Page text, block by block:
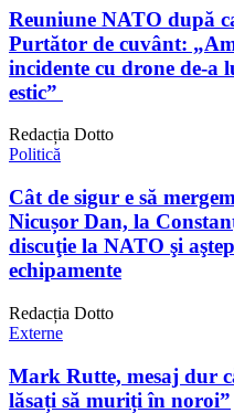
Reuniune NATO după
Purtător de cuvânt:
incidente cu drone de-a
estic”
Redacția Dotto
Politică
Cât de sigur e să
Nicușor Dan, la
discuţie la NATO şi
echipamente
Redacția Dotto
Externe
Mark Rutte, mesaj dur
lăsați să muriți în noroi”